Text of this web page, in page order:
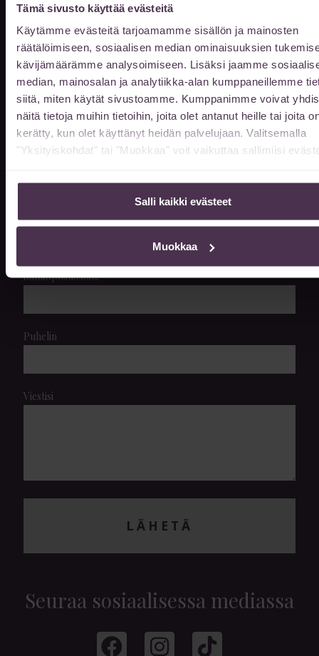
Tämä sivusto käyttää evästeitä
Käytämme evästeitä tarjoamamme sisällön ja mainosten
räätälöimiseen, sosiaalisen median ominaisuuksien
kävijämäärämme analysoimiseen. Lisäksi jaamme
median, mainosalan ja analytiikka-alan kumppaneillemme
siitä, miten käytät sivustoamme. Kumppanimme voivat
näitä tietoja muihin tietoihin, joita olet antanut heille tai joita
kerätty, kun olet käyttänyt heidän palvelujaan. Valitsemalla
"Yksityiskohdat" tai "Muokkaa" voit vaikuttaa sallimiisi
Salli kaikki evästeet
Muokkaa
Kun saavut ennen klo 8, tai klo 16 jälkeen
niin ovet avautuvat soittamalla
puh.
044 978 0562
Jätä meille viesti
Etunimi
Sähköpostiosoite
Puhelin
Viestisi
LÄHETÄ
Seuraa sosiaalisessa mediassa